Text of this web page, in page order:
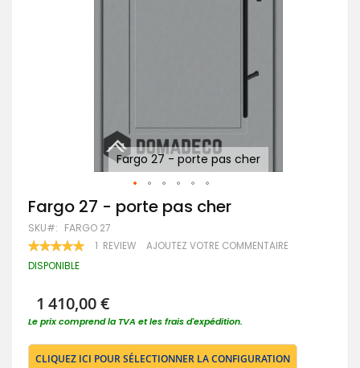
Fargo 27 - porte pas cher
Passer
au
début
de
Galerie
Fargo 27 - porte pas cher
SKU FARGO 27
RATING: 1 REVIEW AJOUTEZ VOTRE COMMENTAIRE
DISPONIBLE
1 410,00 €
Le prix comprend la TVA et les frais d'expédition.
CLIQUEZ ICI POUR SÉLECTIONNER LA CONFIGURATION